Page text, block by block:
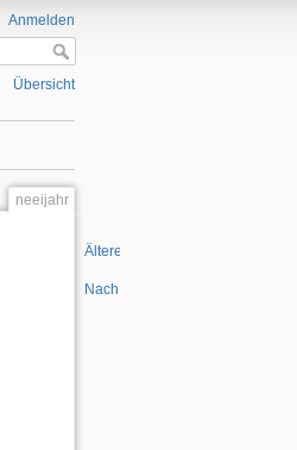
Anmelden
Übersicht
neeijahr
Ältere Versionen
Nach oben